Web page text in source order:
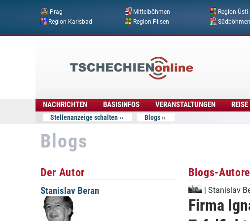
Prag Mittelböhmen Region
Region Karlsbad
Region Pilsen Südböhmen
Online
NACHRICHTEN BASISINFOS VERANSTALTUNGEN REISE
Stellenanzeige schalten Blogs
Blogs
Der Autor
Stanislav Beran
Blogs-
| Stanislav
Firma